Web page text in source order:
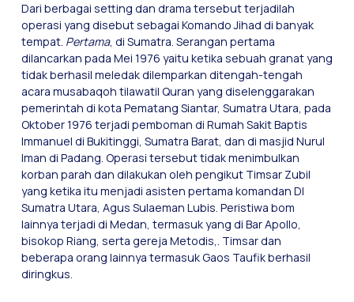
Dari berbagai setting dan drama tersebut terjadilah
operasi yang disebut sebagai Komando Jihad di banyak
tempat. Pertama, di Sumatra. Serangan pertama
dilancarkan pada Mei 1976 yaitu ketika sebuah granat yang
tidak berhasil meledak dilemparkan ditengah-tengah
acara musabaqoh tilawatil Quran yang diselenggarakan
pemerintah di kota Pematang Siantar, Sumatra Utara, pada
Oktober 1976 terjadi pemboman di Rumah Sakit Baptis
Immanuel di Bukitinggi, Sumatra Barat, dan di masjid Nurul
Iman di Padang. Operasi tersebut tidak menimbulkan
korban parah dan dilakukan oleh pengikut Timsar Zubil
yang ketika itu menjadi asisten pertama komandan DI
Sumatra Utara, Agus Sulaeman Lubis. Peristiwa bom
lainnya terjadi di Medan, termasuk yang di Bar Apollo,
bisokop Riang, serta gereja Metodis,. Timsar dan
beberapa orang lainnya termasuk Gaos Taufik berhasil
diringkus.